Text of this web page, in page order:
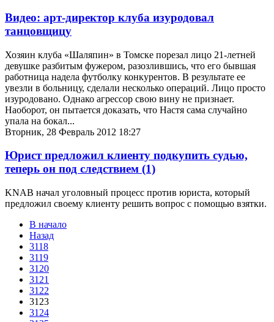
Видео: арт-директор клуба изуродовал
танцовщицу
Хозяин клуба «Шаляпин» в Томске порезал лицо 21-летней
девушке разбитым фужером, разозлившись, что его бывшая
работница надела футболку конкурентов. В результате ее
увезли в больницу, сделали несколько операций. Лицо просто
изуродовано. Однако агрессор свою вину не признает.
Наоборот, он пытается доказать, что Настя сама случайно
упала на бокал...
Вторник, 28 Февраль 2012 18:27
Юрист предложил клиенту подкупить судью,
теперь он под следствием (1)
KNAB начал уголовный процесс против юриста, который
предложил своему клиенту решить вопрос с помощью взятки.
В начало
Назад
3118
3119
3120
3121
3122
3123
3124